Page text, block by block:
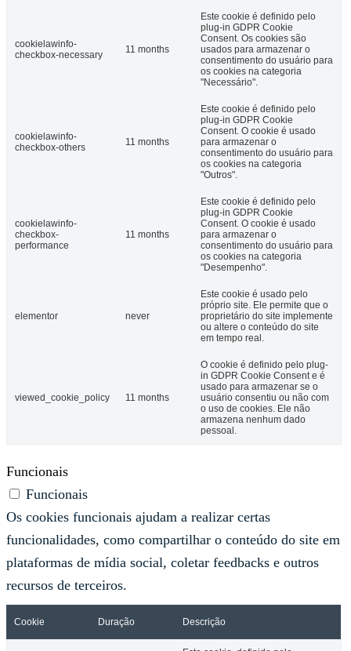
cookielawinfo-
checkbox-necessary
11 months
Este cookie é definido pelo
plug-in GDPR Cookie
Consent. Os cookies são
usados ​​para armazenar o
consentimento do usuário para
os cookies na categoria
"Necessário".
cookielawinfo-
checkbox-others
11 months
Este cookie é definido pelo
plug-in GDPR Cookie
Consent. O cookie é usado
para armazenar o
consentimento do usuário para
os cookies na categoria
"Outros".
cookielawinfo-
checkbox-
performance
11 months
Este cookie é definido pelo
plug-in GDPR Cookie
Consent. O cookie é usado
para armazenar o
consentimento do usuário para
os cookies na categoria
"Desempenho".
elementor never
Este cookie é usado pelo
próprio site. Ele permite que o
proprietário do site implemente
ou altere o conteúdo do site
em tempo real.
viewed_cookie_policy 11 months
O cookie é definido pelo plug-
in GDPR Cookie Consent e é
usado para armazenar se o
usuário consentiu ou não com
o uso de cookies. Ele não
armazena nenhum dado
pessoal.
Funcionais
Funcionais
Os cookies funcionais ajudam a realizar certas
funcionalidades, como compartilhar o conteúdo do site em
plataformas de mídia social, coletar feedbacks e outros
recursos de terceiros.
Cookie Duração Descrição